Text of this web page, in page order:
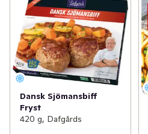
Dansk Sjömansbiff
Fryst
420 g, Dafgårds